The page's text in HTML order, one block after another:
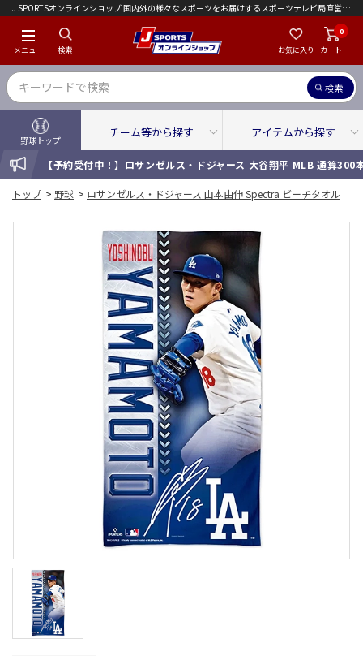
J SPORTSオンラインショップ 国内外の様々なスポーツをお届けするスポーツテレビ局直営店｜会員限定初回ご注文送料無料キャンペーン実施中！
メニュー 検索 お気に入り カート
0
検索
野球トップ
チーム等から探す
アイテムから探す
INFORMATION【予約受付中！】ロサンゼルス・ドジャース 大谷翔平 MLB 通算300
トップ > 野球 > ロサンゼルス・ドジャース 山本由伸 Spectra ビーチタオル